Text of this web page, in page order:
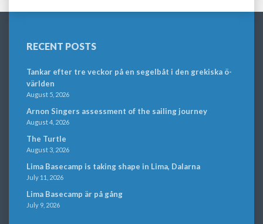
RECENT POSTS
Tankar efter tre veckor på en segelbåt i den grekiska ö-
världen
August 5, 2026
Arnon Singers assessment of the sailing journey
August 4, 2026
The Turtle
August 3, 2026
Lima Basecamp is taking shape in Lima, Dalarna
July 11, 2026
Lima Basecamp är på gång
July 9, 2026